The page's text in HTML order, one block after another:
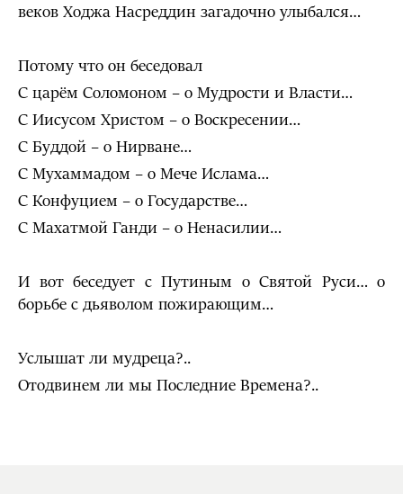
веков Ходжа Насреддин загадочно улыбался…
Потому что он беседовал
С царём Соломоном – о Мудрости и Власти…
С Иисусом Христом – о Воскресении…
С Буддой – о Нирване…
С Мухаммадом – о Мече Ислама…
С Конфуцием – о Государстве…
С Махатмой Ганди – о Ненасилии…
И вот беседует с Путиным о Святой Руси… о
борьбе с дьяволом пожирающим…
Услышат ли мудреца?..
Отодвинем ли мы Последние Времена?..